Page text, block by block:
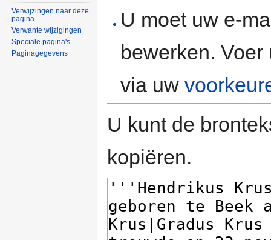
U moet uw e-
bewerken.
via uw
U kunt de
kopiëren.
Verwijzingen naar deze
pagina
Verwante wijzigingen
Speciale pagina's
Paginagegevens